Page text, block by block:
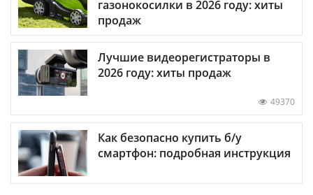
газонокосилки в 2026 году: хиты
продаж
Лучшие видеорегистраторы в
2026 году: хиты продаж
49370
Как безопасно купить б/у
смартфон: подробная инструкция